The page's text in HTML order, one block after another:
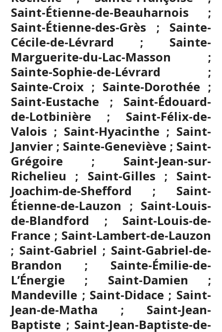
Saint-Étienne-de-Beauharnois ;
Saint-Étienne-des-Grès ; Sainte-
Cécile-de-Lévrard ; Sainte-
Marguerite-du-Lac-Masson ;
Sainte-Sophie-de-Lévrard ;
Sainte-Croix ; Sainte-Dorothée ;
Saint-Eustache ; Saint-Édouard-
de-Lotbinière ; Saint-Félix-de-
Valois ; Saint-Hyacinthe ; Saint-
Janvier ; Sainte-Geneviève ; Saint-
Grégoire ; Saint-Jean-sur-
Richelieu ; Saint-Gilles ; Saint-
Joachim-de-Shefford ; Saint-
Étienne-de-Lauzon ; Saint-Louis-
de-Blandford ; Saint-Louis-de-
France ; Saint-Lambert-de-Lauzon
; Saint-Gabriel ; Saint-Gabriel-de-
Brandon ; Sainte-Émilie-de-
L’Énergie ; Saint-Damien ;
Mandeville ; Saint-Didace ; Saint-
Jean-de-Matha ; Saint-Jean-
Baptiste ; Saint-Jean-Baptiste-de-